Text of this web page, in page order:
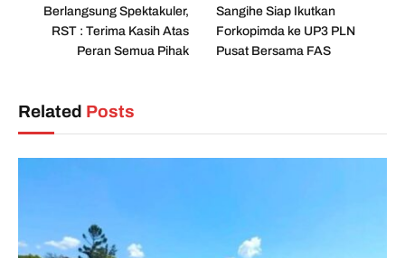
Berlangsung Spektakuler,
RST : Terima Kasih Atas
Peran Semua Pihak
Sangihe Siap Ikutkan
Forkopimda ke UP3 PLN
Pusat Bersama FAS
Related Posts